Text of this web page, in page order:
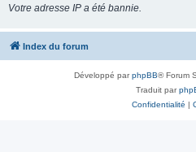
Votre adresse IP a été bannie.
Index du forum
Développé parphpBB® Forum
Traduit par
Confidentialité |